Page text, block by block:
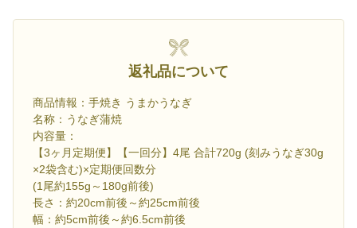
返礼品について
商品情報：手焼き うまかうなぎ
名称：うなぎ蒲焼
内容量：
【3ヶ月定期便】【一回分】4尾 合計720g (刻みうなぎ30g
×2袋含む)×定期便回数分
(1尾約155g～180g前後)
長さ：約20cm前後～約25cm前後
幅：約5cm前後～約6.5cm前後